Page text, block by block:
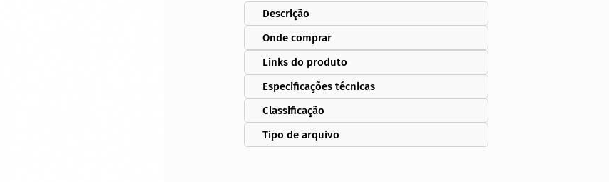
Descrição
Onde comprar
Links do produto
Especificações técnicas
Classificação
Tipo de arquivo